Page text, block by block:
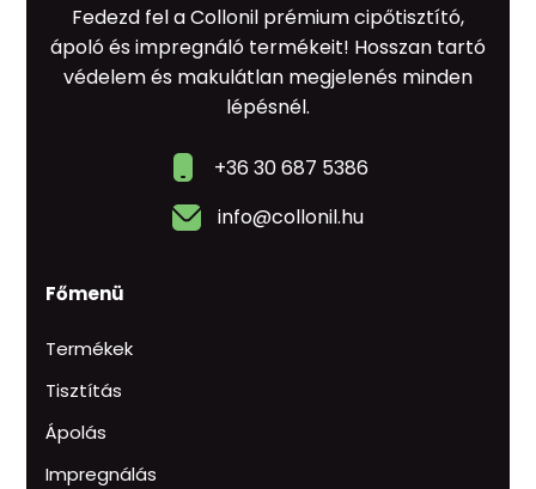
Fedezd fel a Collonil prémium cipőtisztító,
ápoló és impregnáló termékeit! Hosszan tartó
védelem és makulátlan megjelenés minden
lépésnél.
+36 30 687 5386
info@collonil.hu
Főmenü
Termékek
Tisztítás
Ápolás
Impregnálás